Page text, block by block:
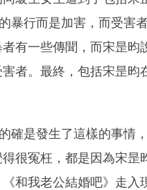
暴行而是加害，而受害
有一些傳聞，而宋昰昀
者。最終，包括宋昰昀
確是發生了這樣的事情
很冤枉，都是因為宋昰
和我老公結婚吧》走入